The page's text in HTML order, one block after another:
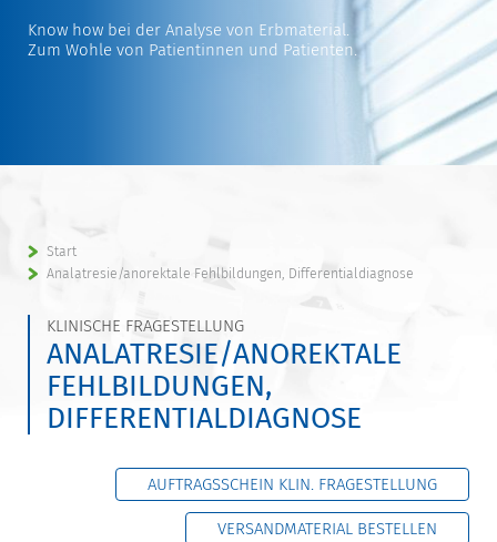
Know how bei der Analyse von Erbmaterial.
Zum Wohle von Patientinnen und Patienten.
Start
Analatresie/anorektale Fehlbildungen, Differentialdiagnose
KLINISCHE FRAGESTELLUNG
ANALATRESIE/ANOREKTALE
FEHLBILDUNGEN,
DIFFERENTIALDIAGNOSE
AUFTRAGSSCHEIN KLIN. FRAGESTELLUNG
VERSANDMATERIAL BESTELLEN